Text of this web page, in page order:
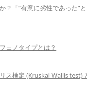
？「”有意に劣性であった”
ェノタイプとは？
ス検定 (Kruskal-Wallis test)